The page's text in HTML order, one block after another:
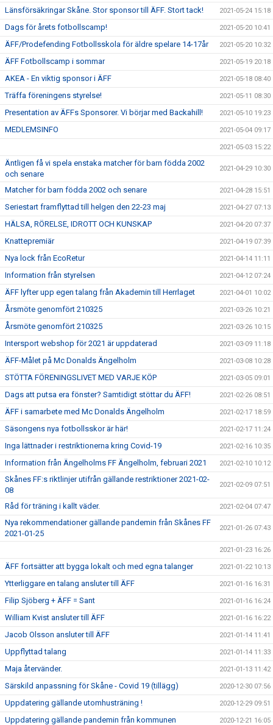
Länsförsäkringar Skåne. Stor sponsor till ÄFF. Stort tack! 2021-05-24 15:18
Dags för årets fotbollscamp! 2021-05-20 10:41
ÄFF/Prodefending Fotbollsskola för äldre spelare 14-17år 2021-05-20 10:32
ÄFF Fotbollscamp i sommar 2021-05-19 20:18
AKEA - En viktig sponsor i ÄFF 2021-05-18 08:40
Träffa föreningens styrelse! 2021-05-11 08:30
Presentation av ÄFFs Sponsorer. Vi börjar med Backahill! 2021-05-10 19:23
MEDLEMSINFO 2021-05-04 09:17
2021-05-03 15:22
Äntligen få vi spela enstaka matcher för barn födda 2002
och senare
2021-04-29 10:30
Matcher för barn födda 2002 och senare 2021-04-28 15:51
Seriestart framflyttad till helgen den 22-23 maj 2021-04-27 07:13
HÄLSA, RÖRELSE, IDROTT OCH KUNSKAP 2021-04-20 07:37
Knattepremiär 2021-04-19 07:39
Nya lock från EcoRetur 2021-04-14 11:11
Information från styrelsen 2021-04-12 07:24
ÄFF lyfter upp egen talang från Akademin till Herrlaget 2021-04-01 10:02
Årsmöte genomfört 210325 2021-03-26 10:21
Årsmöte genomfört 210325 2021-03-26 10:15
Intersport webshop för 2021 är uppdaterad 2021-03-09 11:18
ÄFF-Målet på Mc Donalds Ängelholm 2021-03-08 10:28
STÖTTA FÖRENINGSLIVET MED VARJE KÖP 2021-03-05 09:01
Dags att putsa era fönster? Samtidigt stöttar du ÄFF! 2021-02-26 08:51
ÄFF i samarbete med Mc Donalds Ängelholm 2021-02-17 18:59
Säsongens nya fotbollsskor är här! 2021-02-17 11:24
Inga lättnader i restriktionerna kring Covid-19 2021-02-16 10:35
Information från Ängelholms FF Ängelholm, februari 2021 2021-02-10 10:12
Skånes FF:s riktlinjer utifrån gällande restriktioner 2021-02-
08
2021-02-09 07:51
Råd för träning i kallt väder. 2021-02-04 07:47
Nya rekommendationer gällande pandemin från Skånes FF
2021-01-25
2021-01-26 07:43
2021-01-23 16:26
ÄFF fortsätter att bygga lokalt och med egna talanger 2021-01-22 10:13
Ytterliggare en talang ansluter till ÄFF 2021-01-16 16:31
Filip Sjöberg + ÄFF = Sant 2021-01-16 16:24
William Kvist ansluter till ÄFF 2021-01-16 16:22
Jacob Olsson ansluter till ÄFF 2021-01-14 11:41
Uppflyttad talang 2021-01-14 11:33
Maja återvänder. 2021-01-13 11:42
Särskild anpassning för Skåne - Covid 19 (tillägg) 2020-12-30 07:56
Uppdatering gällande utomhusträning ! 2020-12-29 09:51
Uppdatering gällande pandemin från kommunen 2020-12-21 16:05